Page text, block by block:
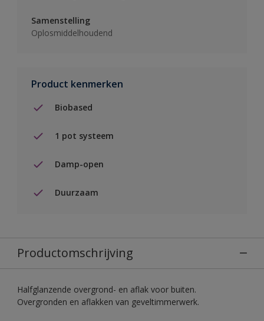
Samenstelling
Oplosmiddelhoudend
Product kenmerken
Biobased
1 pot systeem
Damp-open
Duurzaam
Productomschrijving
Halfglanzende overgrond- en aflak voor buiten.
Overgronden en aflakken van geveltimmerwerk.